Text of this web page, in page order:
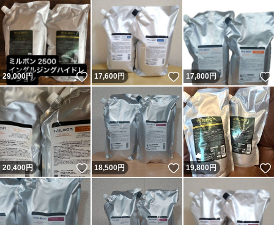
29,000円 いいね！
17,600円 いいね！
17,800円
20,400円 いいね！
18,500円 いいね！
19,800円